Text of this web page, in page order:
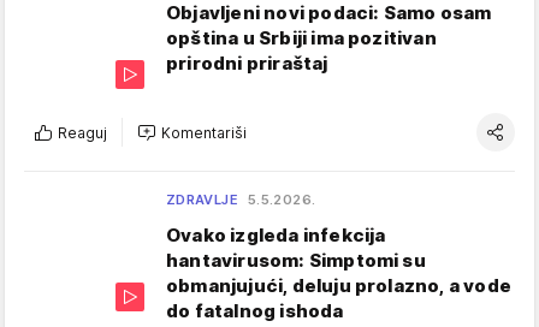
Objavljeni novi podaci: Samo osam
opština u Srbiji ima pozitivan
prirodni priraštaj
Reaguj Komentariši
ZDRAVLJE 5.5.2026.
Ovako izgleda infekcija
hantavirusom: Simptomi su
obmanjujući, deluju prolazno, a vode
do fatalnog ishoda